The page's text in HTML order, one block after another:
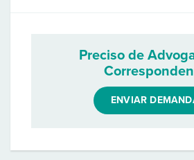
Preciso de
ENVIAR